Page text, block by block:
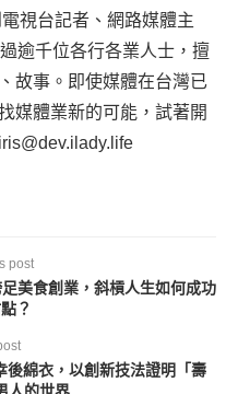
視台記者、網路媒體主
逾千位各行各業人士，擅
故事。即使媒體在台灣已
媒體業新的可能，試著開
post
美食創業，斜槓人生如何成功
？
後綿衣，以創新技法證明「壽